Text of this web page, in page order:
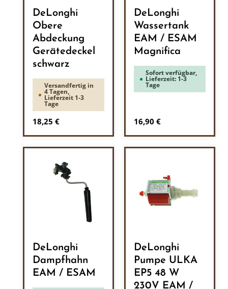
DeLonghi
Obere
Abdeckung
Gerätedeckel
schwarz
Versandfertig in
4 Tagen,
Lieferzeit 1-3
Tage
Regulärer Preis:
18,25 €
DeLonghi
Wassertank
EAM / ESAM
Magnifica
Sofort verfügbar,
Lieferzeit: 1-3
Tage
Regulärer Preis:
16,90 €
DeLonghi
Dampfhahn
EAM / ESAM
DeLonghi
Pumpe ULKA
EP5 48 W
230V EAM /